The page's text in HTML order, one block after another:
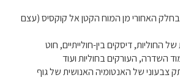
האחורי מן המוח הקטן אל קוקסיס (עצם
החוליות, דיסקים בין-חולייתיים, חוט
השדרה, העורקים בחוליות ועוד
צבעוני של האנטומיה האנושית של גוף